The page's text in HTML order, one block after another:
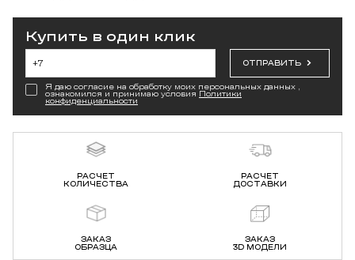
Купить в один клик
ОТПРАВИТЬ
Я даю согласие на обработку моих персональных данных ,
ознакомился и принимаю условия Политики
конфиденциальности
РАСЧЕТ
КОЛИЧЕСТВА
РАСЧЕТ
ДОСТАВКИ
ЗАКАЗ
ОБРАЗЦА
ЗАКАЗ
3D МОДЕЛИ